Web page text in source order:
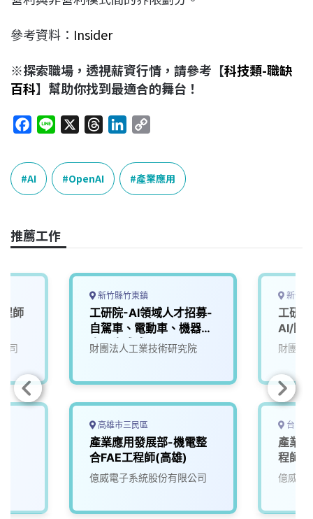
參考資料： Insider
※探索職場，透視薪資行情，請參考【科技類-職缺
百科】幫助你找到最適合的舞台！
c
e
b
o
k
n
r
e
a
n
k
e
n
p
y
L
k
AI OpenAI 產業應用
推薦工作
師
司
新竹縣竹東鎮
工研院-AI領域人才招募-
自駕車、電動車、機器
人、生成式AI
財團法人工業技術研究院
高雄市三民區
產業應用發展部-機電整
合FAE工程師(高雄)
億威電子系統股份有限公司
新竹市
工研
AI/臨
財團法
台中
產業
程師
億威電